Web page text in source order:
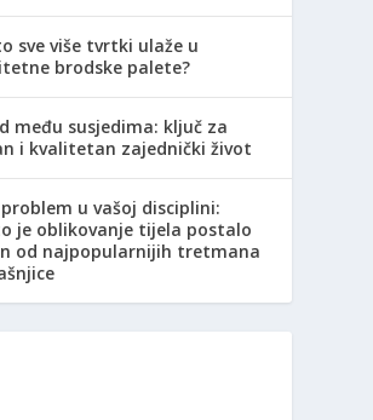
sve više tvrtki ulaže u
brodske palete?
među susjedima: ključ za
i kvalitetan zajednički život
u vašoj disciplini:
je oblikovanje tijela postalo
od najpopularnijih tretmana